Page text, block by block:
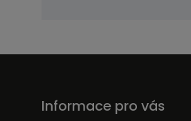
Informace pro vás